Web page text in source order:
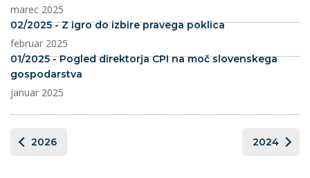
marec 2025
02/2025 - Z igro do izbire pravega poklica
februar 2025
01/2025 - Pogled direktorja CPI na moč slovenskega
gospodarstva
januar 2025
2026 2024